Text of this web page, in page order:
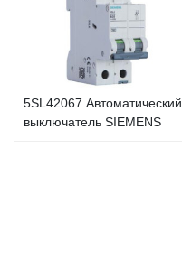
5SL42067 Автоматический
выключатель SIEMENS